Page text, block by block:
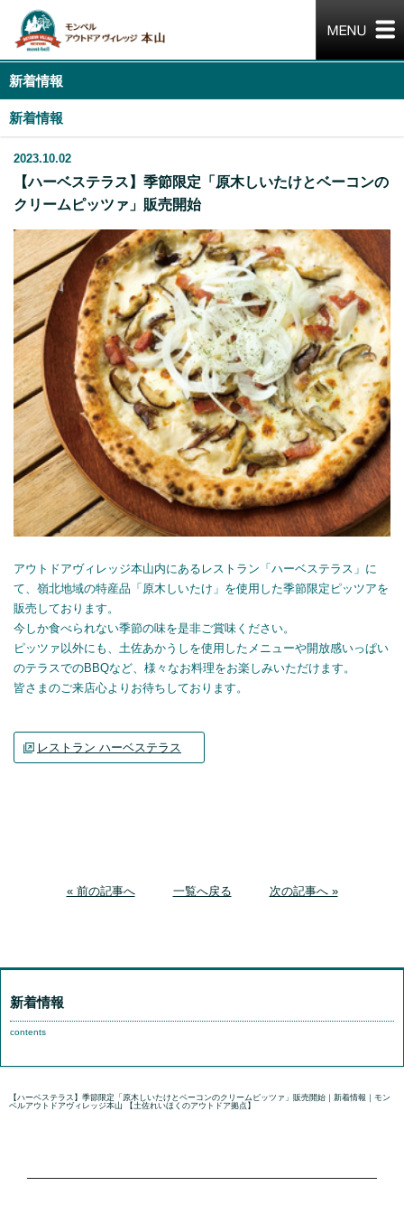
新着情報
新着情報
2023.10.02
【ハーベステラス】季節限定「原木しいたけとベーコンの
クリームピッツァ」販売開始
アウトドアヴィレッジ本山内にあるレストラン「ハーベステラス」に
て、嶺北地域の特産品「原木しいたけ」を使用した季節限定ピッツアを
販売しております。
今しか食べられない季節の味を是非ご賞味ください。
ピッツァ以外にも、土佐あかうしを使用したメニューや開放感いっぱい
のテラスでのBBQなど、様々なお料理をお楽しみいただけます。
皆さまのご来店心よりお待ちしております。
レストラン ハーベステラス
« 前の記事へ 一覧へ戻る 次の記事へ »
新着情報
contents
【ハーベステラス】季節限定「原木しいたけとベーコンのクリームピッツァ」販売開始｜新着情報｜モン
ベルアウトドアヴィレッジ本山 【土佐れいほくのアウトドア拠点】